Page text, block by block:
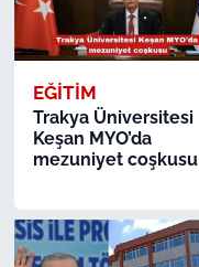
EĞİTİM
Trakya Üniversitesi
Keşan MYO’da
mezuniyet coşkusu
İş Dünyası
English News
Finans